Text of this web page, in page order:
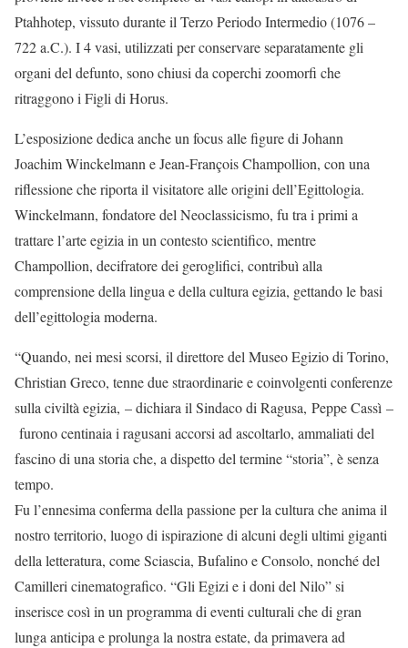
Ptahhotep, vissuto durante il Terzo Periodo Intermedio (1076 –
722 a.C.). I 4 vasi, utilizzati per conservare separatamente gli
organi del defunto, sono chiusi da coperchi zoomorfi che
ritraggono i Figli di Horus.
L’esposizione dedica anche un focus alle figure di Johann
Joachim Winckelmann e Jean-François Champollion, con una
riflessione che riporta il visitatore alle origini dell’Egittologia.
Winckelmann, fondatore del Neoclassicismo, fu tra i primi a
trattare l’arte egizia in un contesto scientifico, mentre
Champollion, decifratore dei geroglifici, contribuì alla
comprensione della lingua e della cultura egizia, gettando le basi
dell’egittologia moderna.
“Quando, nei mesi scorsi, il direttore del Museo Egizio di Torino,
Christian Greco, tenne due straordinarie e coinvolgenti conferenze
sulla civiltà egizia, – dichiara il Sindaco di Ragusa, Peppe Cassì –
furono centinaia i ragusani accorsi ad ascoltarlo, ammaliati del
fascino di una storia che, a dispetto del termine “storia”, è senza
tempo.
Fu l’ennesima conferma della passione per la cultura che anima il
nostro territorio, luogo di ispirazione di alcuni degli ultimi giganti
della letteratura, come Sciascia, Bufalino e Consolo, nonché del
Camilleri cinematografico. “Gli Egizi e i doni del Nilo” si
inserisce così in un programma di eventi culturali che di gran
lunga anticipa e prolunga la nostra estate, da primavera ad